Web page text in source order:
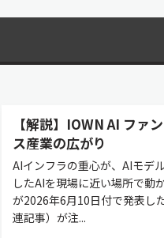
【解説】IOWN AI ファ
ス産業の広がり
AIインフラの重心が、AIモデ
したAIを現場に近い場所で動
が2026年6月10日付で発表し
連記事）が注...